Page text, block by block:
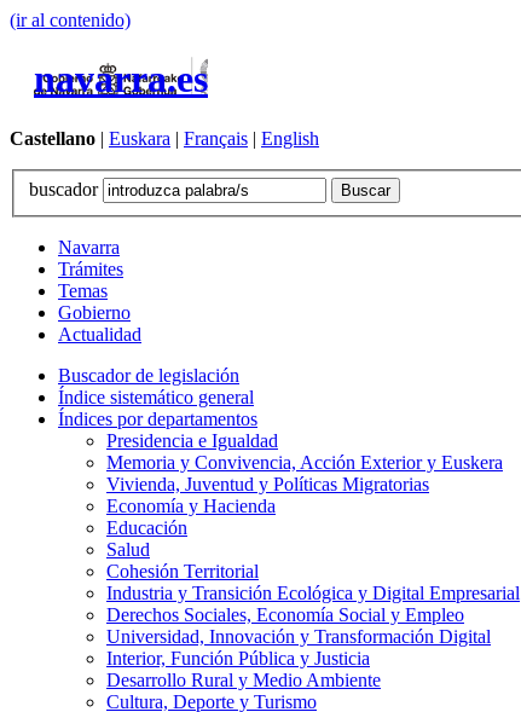
(ir al contenido)
navarra.es
Castellano | Euskara | Français | English
buscador
Navarra
Trámites
Temas
Gobierno
Actualidad
Buscador de legislación
Índice sistemático general
Índices por departamentos
Presidencia e Igualdad
Memoria y Convivencia, Acción Exterior y Euskera
Vivienda, Juventud y Políticas Migratorias
Economía y Hacienda
Educación
Salud
Cohesión Territorial
Industria y Transición Ecológica y Digital Empresarial
Derechos Sociales, Economía Social y Empleo
Universidad, Innovación y Transformación Digital
Interior, Función Pública y Justicia
Desarrollo Rural y Medio Ambiente
Cultura, Deporte y Turismo